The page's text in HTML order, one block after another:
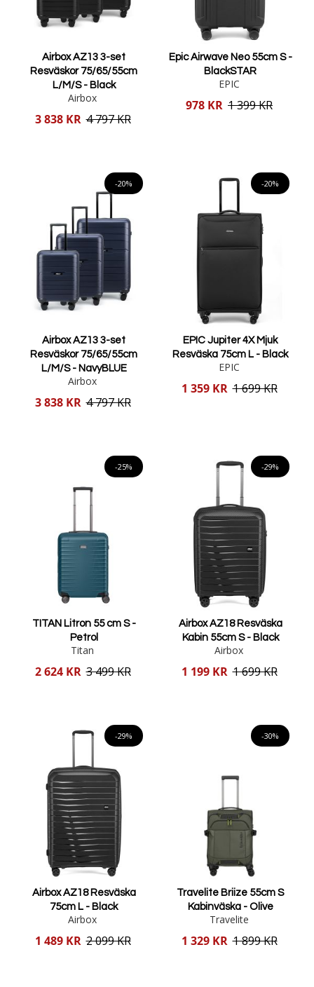
Airbox AZ13 3-set
Resväskor 75/65/55cm
L/M/S - Black
Airbox
Reducerat
3 838 KR 4 797 KR
Epic Airwave Neo 55cm S -
BlackSTAR
EPIC
Reducerat
978 KR 1 399 KR
-20%
Airbox AZ13 3-set
Resväskor 75/65/55cm
L/M/S - NavyBLUE
Airbox
Reducerat
3 838 KR 4 797 KR
-20%
EPIC Jupiter 4X Mjuk
Resväska 75cm L - Black
EPIC
Reducerat
1 359 KR 1 699 KR
-25%
TITAN Litron 55 cm S -
Petrol
Titan
Reducerat
2 624 KR 3 499 KR
-29%
Airbox AZ18 Resväska
Kabin 55cm S - Black
Airbox
Reducerat
1 199 KR 1 699 KR
-29%
Airbox AZ18 Resväska
75cm L - Black
Airbox
Reducerat
1 489 KR 2 099 KR
-30%
Travelite Briize 55cm S
Kabinväska - Olive
Travelite
Reducerat
1 329 KR 1 899 KR